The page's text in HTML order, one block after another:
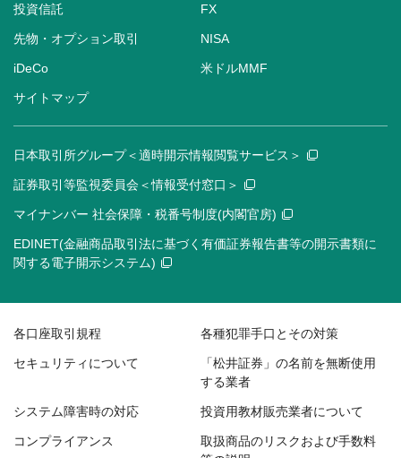
投資信託 FX
先物・オプション取引 NISA
iDeCo 米ドルMMF
サイトマップ
日本取引所グループ＜適時開示情報閲覧サービス＞
証券取引等監視委員会＜情報受付窓口＞
マイナンバー 社会保障・税番号制度(内閣官房)
EDINET(金融商品取引法に基づく有価証券報告書等の開示書類に
関する電子開示システム)
各口座取引規程 各種犯罪手口とその対策
セキュリティについて
「松井証券」の名前を無断使用
する業者
システム障害時の対応 投資用教材販売業者について
コンプライアンス
取扱商品のリスクおよび手数料